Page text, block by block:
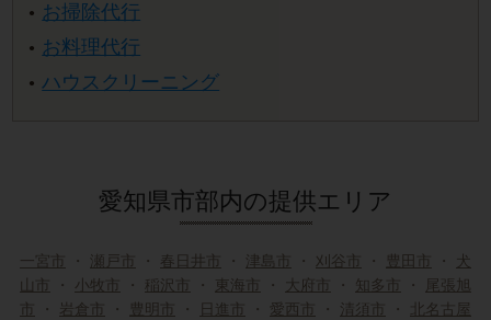
お掃除代行
お料理代行
ハウスクリーニング
愛知県市部内の提供エリア
一宮市 ・ 瀬戸市 ・ 春日井市 ・ 津島市 ・ 刈谷市 ・ 豊田市 ・
犬
山市
・ 小牧市 ・ 稲沢市 ・ 東海市 ・ 大府市 ・ 知多市 ・
尾張旭
市
・ 岩倉市 ・ 豊明市 ・ 日進市 ・ 愛西市 ・ 清須市 ・ 北名古屋